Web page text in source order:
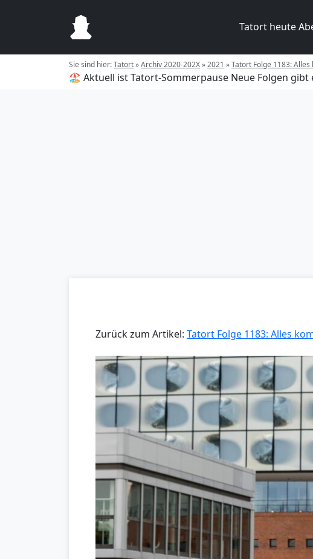
Tatort heute
Sie sind hier:Tatort»Archiv 2020-202X»2021 »Tatort Folge 1183:
🏖️ Aktuell ist Tatort-Sommerpause Neue Folgen gibt
Zurück zum Artikel: Tatort Folge 1183: Alles